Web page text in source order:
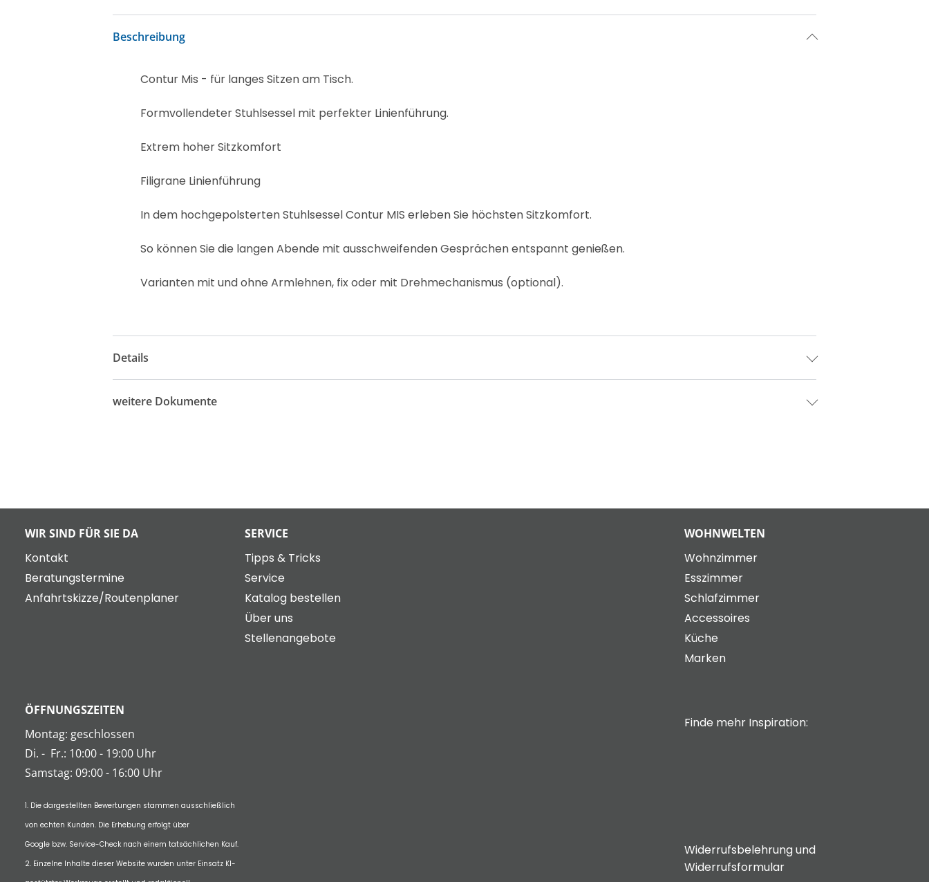
Beschreibung
Contur Mis - für langes Sitzen am Tisch.
Formvollendeter Stuhlsessel mit perfekter Linienführung.
Extrem hoher Sitzkomfort
Filigrane Linienführung
In dem hochgepolsterten Stuhlsessel Contur MIS erleben Sie höchsten Sitzkomfort.
So können Sie die langen Abende mit ausschweifenden Gesprächen entspannt genießen.
Varianten mit und ohne Armlehnen, fix oder mit Drehmechanismus (optional).
Details
weitere Dokumente
WIR SIND FÜR SIE DA
Kontakt
Beratungstermine
Anfahrtskizze/Routenplaner
SERVICE
Tipps & Tricks
Service
Katalog bestellen
Über uns
Stellenangebote
WOHNWELTEN
Wohnzimmer
Esszimmer
Schlafzimmer
Accessoires
Küche
Marken
ÖFFNUNGSZEITEN
Montag: geschlossen
Di. - Fr.: 10:00 - 19:00 Uhr
Samstag: 09:00 - 16:00 Uhr
1. Die dargestellten Bewertungen stammen ausschließlich
von echten Kunden. Die Erhebung erfolgt über
Google bzw. Service-Check nach einem tatsächlichen Kauf.
2. Einzelne Inhalte dieser Website wurden unter Einsatz KI-
Finde mehr Inspiration:
Widerrufsbelehrung und
Widerrufsformular